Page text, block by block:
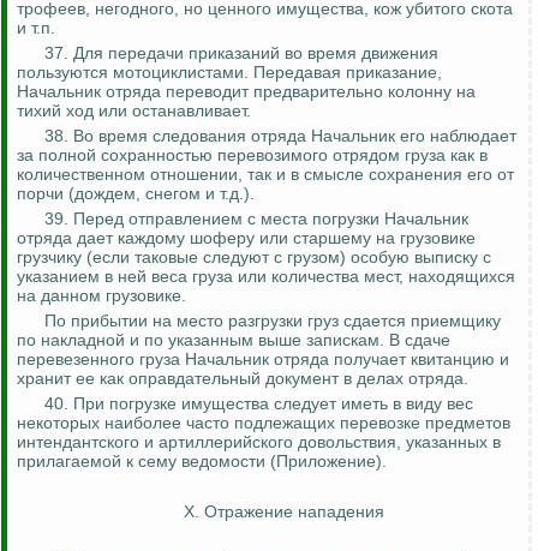
трофеев, негодного, но ценного имущества, кож убитого скота
и т.п.
37. Для передачи приказаний во время движения
пользуются мотоциклистами. Передавая приказание,
Начальник отряда переводит предварительно колонну на
тихий ход или останавливает.
38. Во время следования отряда Начальник его наблюдает
за полной сохранностью перевозимого отрядом груза как в
количественном отношении, так и в смысле сохранения его от
порчи (дождем, снегом и т.д.).
39. Перед отправлением с места погрузки Начальник
отряда дает каждому шоферу или старшему на грузовике
грузчику (если таковые следуют с грузом) особую выписку с
указанием в ней веса груза или количества мест, находящихся
на данном грузовике.
По прибытии на место разгрузки груз сдается приемщику
по накладной и по указанным выше запискам. В сдаче
перевезенного груза Начальник отряда получает квитанцию и
хранит ее как оправдательный документ в делах отряда.
40. При погрузке имущества следует иметь в виду вес
некоторых наиболее часто подлежащих перевозке предметов
интендантского и артиллерийского довольствия, указанных в
прилагаемой к сему ведомости (Приложение).
X. Отражение нападения